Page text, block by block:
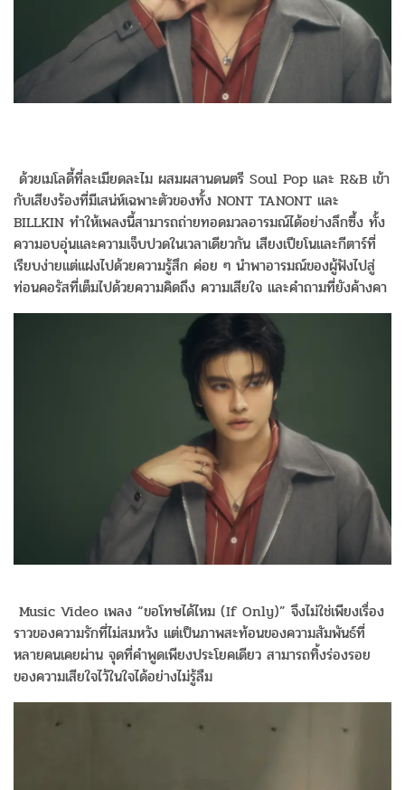
ด้วยเมโลดี้ที่ละเมียดละไม ผสมผสานดนตรี Soul Pop และ R&B เข้า
กับเสียงร้องที่มีเสน่ห์เฉพาะตัวของทั้ง NONT TANONT และ
BILLKIN ทำให้เพลงนี้สามารถถ่ายทอดมวลอารมณ์ได้อย่างลึกซึ้ง ทั้ง
ความอบอุ่นและความเจ็บปวดในเวลาเดียวกัน เสียงเปียโนและกีตาร์ที่
เรียบง่ายแต่แฝงไปด้วยความรู้สึก ค่อย ๆ นำพาอารมณ์ของผู้ฟังไปสู่
ท่อนคอรัสที่เต็มไปด้วยความคิดถึง ความเสียใจ และคำถามที่ยังค้างคา
Music Video เพลง “ขอโทษได้ไหม (If Only)” จึงไม่ใช่เพียงเรื่อง
ราวของความรักที่ไม่สมหวัง แต่เป็นภาพสะท้อนของความสัมพันธ์ที่
หลายคนเคยผ่าน จุดที่คำพูดเพียงประโยคเดียว สามารถทิ้งร่องรอย
ของความเสียใจไว้ในใจได้อย่างไม่รู้ลืม